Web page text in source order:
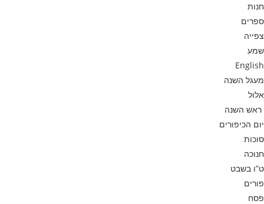
חנות
ספרים
צפייה
שמע
English
מעגל השנה
אלול
ראש השנה
יום הכיפורים
סוכות
חנוכה
ט”ו בשבט
פורים
פסח